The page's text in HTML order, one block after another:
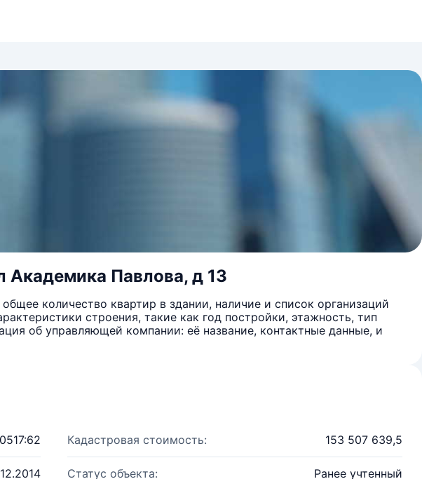
Академика Павлова, д 13
количество квартир в здании, наличие и список организаций
строения, такие как год постройки, этажность, тип
об управляющей компании: её название, контактные данные, и
Кадастровая стоимость: 153 507 639,5
Статус объекта: Ранее учтенный